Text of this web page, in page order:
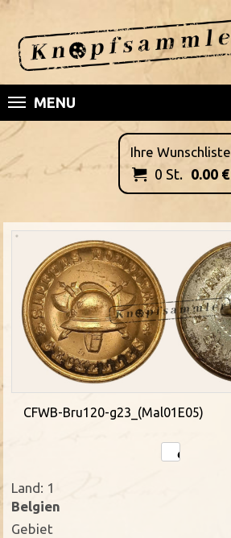
MENU
Ihre Wunschliste
 0 St. 0.00€
CFWB-Bru120-g23_(Mal01E05)
Land: 1
Belgien
Gebiet